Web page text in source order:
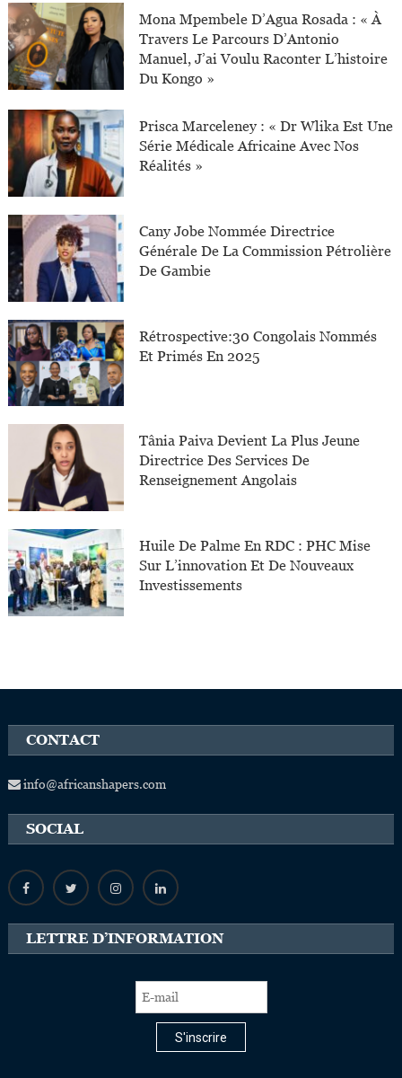
Mona Mpembele D’Agua Rosada : « À
Travers Le Parcours D’Antonio
Manuel, J’ai Voulu Raconter L’histoire
Du Kongo »
Prisca Marceleney : « Dr Wlika Est Une
Série Médicale Africaine Avec Nos
Réalités »
Cany Jobe Nommée Directrice
Générale De La Commission Pétrolière
De Gambie
Rétrospective:30 Congolais Nommés
Et Primés En 2025
Tânia Paiva Devient La Plus Jeune
Directrice Des Services De
Renseignement Angolais
Huile De Palme En RDC : PHC Mise
Sur L’innovation Et De Nouveaux
Investissements
CONTACT
info@africanshapers.com
SOCIAL
LETTRE D’INFORMATION
S'inscrire